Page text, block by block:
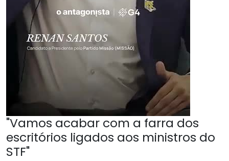
"Vamos acabar com a farra dos
escritórios ligados aos ministros do
STF"